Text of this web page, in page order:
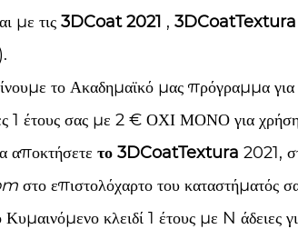
με τις 3DCoat 2021 , 3DCoatTextura
το Ακαδημαϊκό μας πρόγραμμα για
1 έτους σας με 2 € ΟΧΙ ΜΟΝΟ για χρήση
αποκτήσετε το 3DCoatTextura 2021,
στο επιστολόχαρτο του καταστήματός
κλειδί 1 έτους με N άδειες